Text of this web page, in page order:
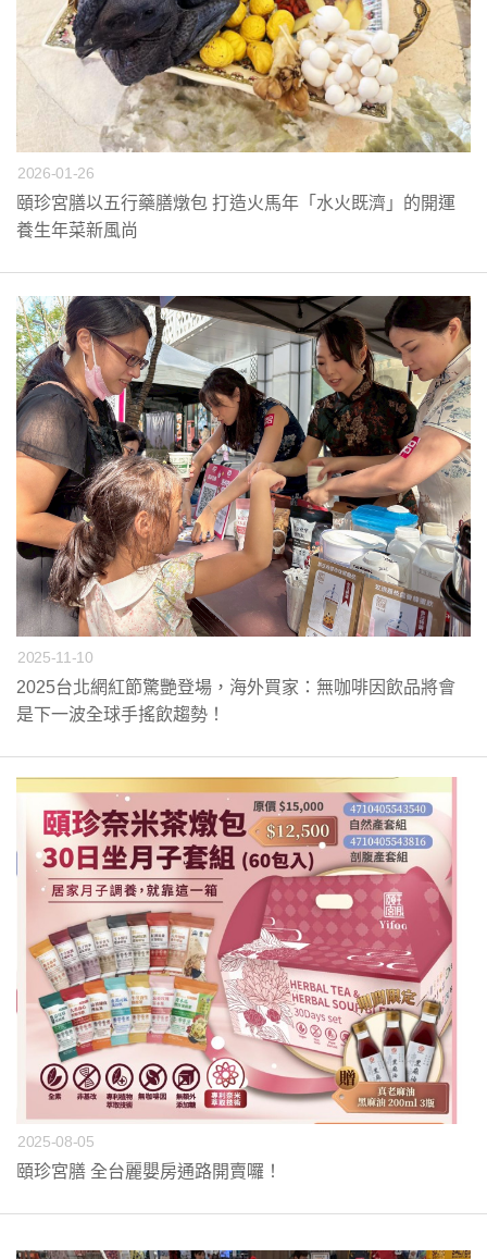
2026-01-26
頤珍宮膳以五行藥膳燉包 打造火馬年「水火既濟」的開運
養生年菜新風尚
2025-11-10
2025台北網紅節驚艷登場，海外買家：無咖啡因飲品將會
是下一波全球手搖飲趨勢！
2025-08-05
頤珍宮膳 全台麗嬰房通路開賣囉！